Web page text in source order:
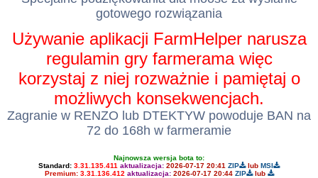
gotowego rozwiązania
Używanie aplikacji FarmHelper narusza
regulamin gry farmerama więc
korzystaj z niej rozważnie i pamiętaj o
możliwych konsekwencjach.
Zagranie w RENZO lub DTEKTYW powoduje BAN na
72 do 168h w farmeramie
Najnowsza wersja bota to:
Standard: 3.31.135.411 aktualizacja: 2026-07-17 20:41 ZIP lub MSI
Premium: 3.31.136.412 aktualizacja: 2026-07-17 20:44 ZIP lub